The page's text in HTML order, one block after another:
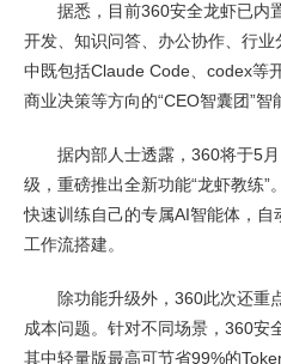
据悉，目前360安全龙虾已内
开发、知识问答、办公协作、行
中既包括Claude Code、codex等
商业决策等方向的“CEO智囊团”智
据内部人士透露，360将于5
级，重磅推出全新功能“龙虾教练
快速训练自己的专属AI智能体，
工作流搭建。
除功能升级外，360此次还重
成本问题。针对不同场景，360安
其中轻量版最高可节省99%的